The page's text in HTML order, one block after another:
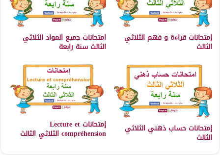
إمتحانات قراءة و فهم الثلاثي
الثالث
امتحانات جميع المواد الثلاثي
الثالث سنة رابعة
إمتحانات حساب ذهني الثلاثي
الثالث
إمتحانات Lecture et
compréhension الثلاثي الثالث